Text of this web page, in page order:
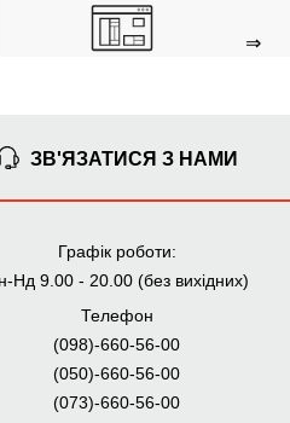
⇒
меблів.
BRWMANIA.COM.UA
МЕБЛІ НА БУДЬ ЯКИЙ
СМАК
РЕШТУ ПРИ
ОТРИМАННІ
ЗВ'ЯЗАТИСЯ З НАМИ
Графік роботи:
Нд 9.00 - 20.00 (без вихідних)
Телефон
(098)-660-56-00
(050)-660-56-00
(073)-660-56-00